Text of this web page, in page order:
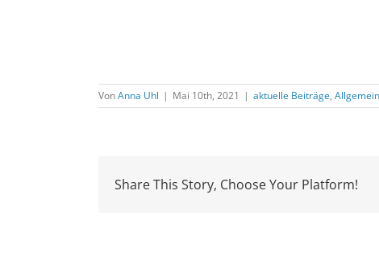
VonAnna Uhl | Mai 10th, 2021 | aktuelle Beiträge, Allgemein
Share This Story, Choose Your Platform!